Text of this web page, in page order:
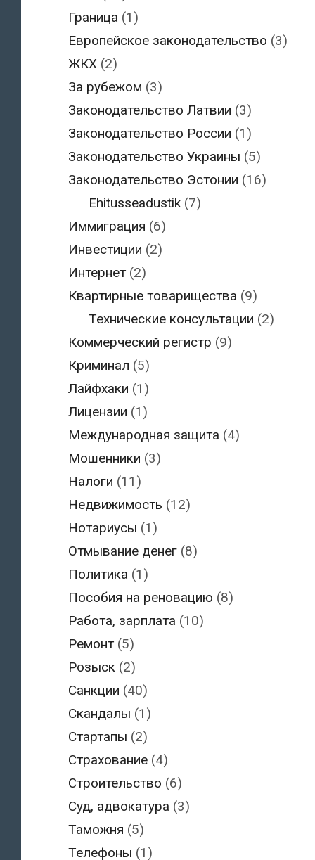
Граница (1)
Европейское законодательство (3)
ЖКХ (2)
За рубежом (3)
Законодательство Латвии (3)
Законодательство России (1)
Законодательство Украины (5)
Законодательство Эстонии (16)
Ehitusseadustik(7)
Иммиграция (6)
Инвестиции (2)
Интернет (2)
Квартирные товарищества (9)
Технические консультации (2)
Коммерческий регистр (9)
Криминал (5)
Лайфхаки (1)
Лицензии (1)
Международная защита (4)
Мошенники (3)
Налоги (11)
Недвижимость (12)
Нотариусы (1)
Отмывание денег (8)
Политика (1)
Пособия на реновацию (8)
Работа, зарплата (10)
Ремонт (5)
Розыск (2)
Санкции (40)
Скандалы (1)
Стартапы (2)
Страхование (4)
Строительство (6)
Суд, адвокатура (3)
Таможня (5)
Телефоны (1)